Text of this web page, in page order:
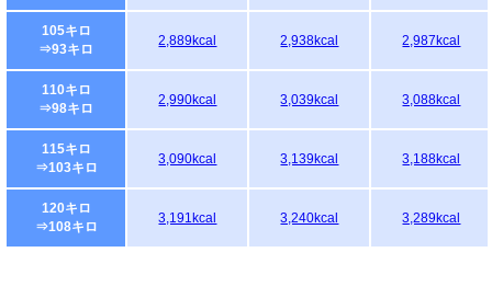
105キロ
⇒93キロ
2,889kcal 2,938kcal 2,987kcal
110キロ
⇒98キロ
2,990kcal 3,039kcal 3,088kcal
115キロ
⇒103キロ
3,090kcal 3,139kcal 3,188kcal
120キロ
⇒108キロ
3,191kcal 3,240kcal 3,289kcal